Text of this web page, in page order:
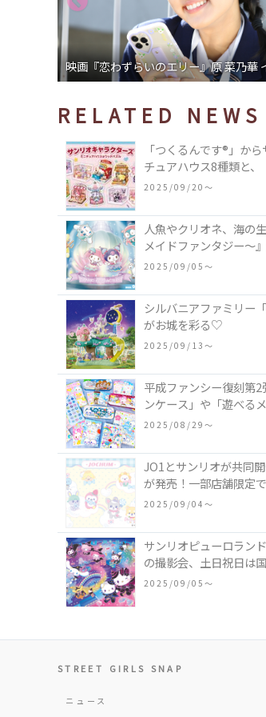
ドラマ「高杉さん家のおべんとう」小
RELATED NEWS
「つくるんです®」か
チュアハウス8種類と
類♪
2025/09/20〜
人魚やクリオネ、海の
メイドファンタジー～
2025/09/05〜
シルバニアファミリー
がお城を彩る♡
2025/09/13〜
平成ファンシー復刻第
ンケース」や「遊べる
2025/08/29〜
JO1とサンリオが共同
が発売！一部店舗限定
2025/09/04〜
サンリオピューロラン
の撮影会、土日祝日は
2025/09/05〜
STREET GIRLS SNAP
ニュース